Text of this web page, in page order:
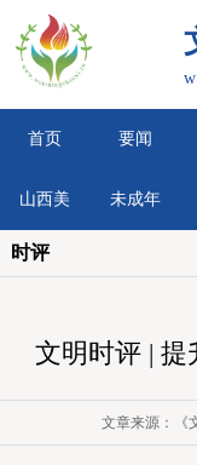
首页 要闻
山西美 未成年
时评
文明时评 | 提
文章来源：